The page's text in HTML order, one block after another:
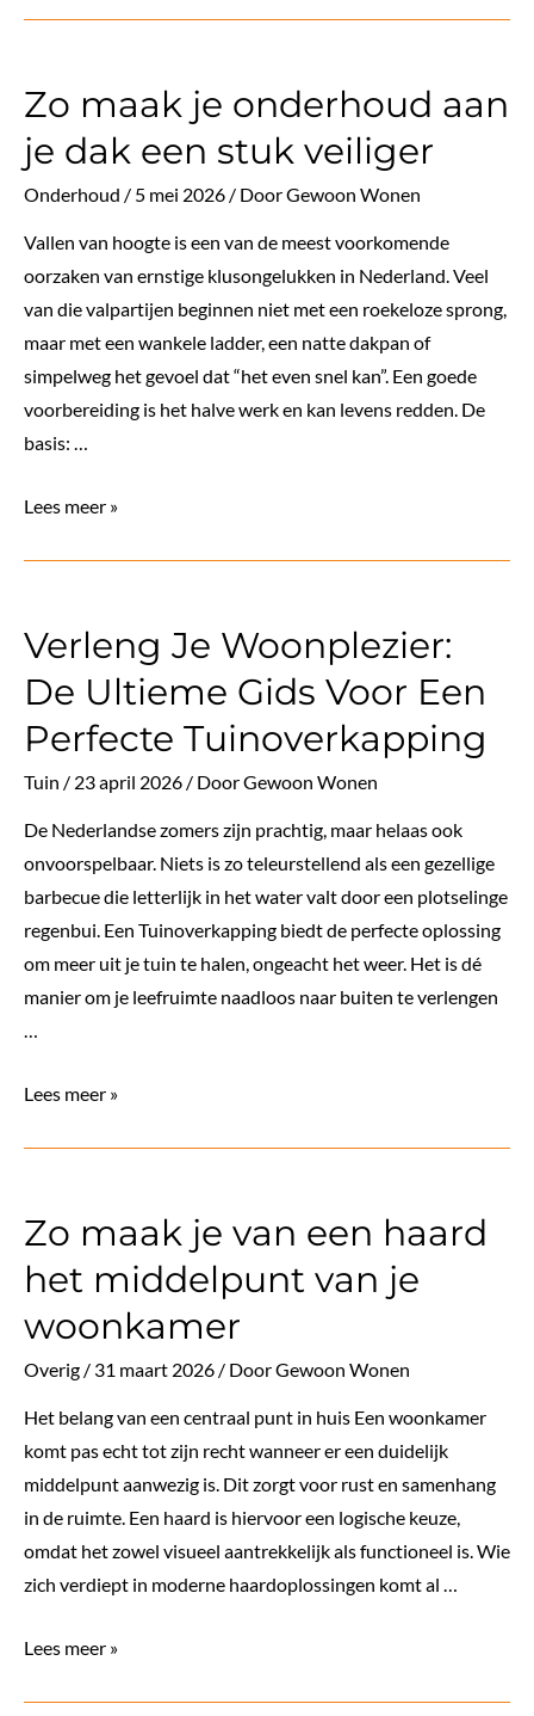
woning:
wanneer
is
een
luxe
aanbouw
keuze?
Zo maak je onderhoud aan
je dak een stuk veiliger
Onderhoud / 5 mei 2026 / DoorGewoon Wonen
Vallen van hoogte is een van de meest voorkomende
oorzaken van ernstige klusongelukken in Nederland. Veel
van die valpartijen beginnen niet met een roekeloze sprong,
maar met een wankele ladder, een natte dakpan of
simpelweg het gevoel dat “het even snel kan”. Een goede
voorbereiding is het halve werk en kan levens redden. De
basis: …
Zo
aan
dak
een
stuk
Lees meer »
Verleng Je Woonplezier:
De Ultieme Gids Voor Een
Perfecte Tuinoverkapping
Tuin / 23 april 2026 / DoorGewoon Wonen
De Nederlandse zomers zijn prachtig, maar helaas ook
onvoorspelbaar. Niets is zo teleurstellend als een gezellige
barbecue die letterlijk in het water valt door een plotselinge
regenbui. Een Tuinoverkapping biedt de perfecte oplossing
om meer uit je tuin te halen, ongeacht het weer. Het is dé
manier om je leefruimte naadloos naar buiten te verlengen
…
Verleng
Ultieme
Gids
Voor
Een
Perfecte
Lees meer »
Zo maak je van een haard
het middelpunt van je
woonkamer
Overig / 31 maart 2026 / DoorGewoon Wonen
Het belang van een centraal punt in huis Een woonkamer
komt pas echt tot zijn recht wanneer er een duidelijk
middelpunt aanwezig is. Dit zorgt voor rust en samenhang
in de ruimte. Een haard is hiervoor een logische keuze,
omdat het zowel visueel aantrekkelijk als functioneel is. Wie
zich verdiept in moderne haardoplossingen komt al …
Zo
Lees meer »